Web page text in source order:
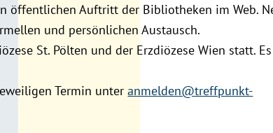
öffentlichen Auftritt der Bibliotheken im Web.
und persönlichen Austausch.
St. Pölten und der Erzdiözese Wien statt.
Termin unteranmelden@treffpunkt-